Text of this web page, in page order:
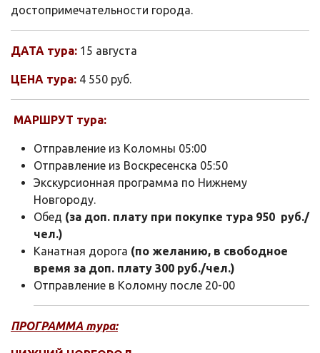
достопримечательности города.
ДАТА тура: 15 августа
ЦЕНА тура: 4 550 руб.
МАРШРУТ тура:
Отправление из Коломны 05:00
Отправление из Воскресенска 05:50
Экскурсионная программа по Нижнему
Новгороду.
Обед (за доп. плату при покупке тура 950 руб./
чел.)
Канатная дорога (по желанию, в свободное
время за доп. плату 300 руб./чел.)
Отправление в Коломну после 20-00
ПРОГРАММА тура: